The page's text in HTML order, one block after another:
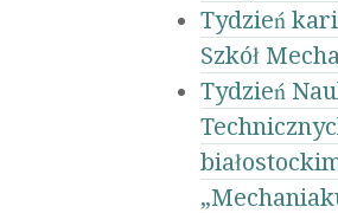
Tydzień
Szkół
Tydzień